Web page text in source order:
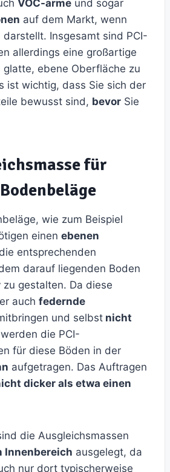
VOC-arme und sogar
auf dem Markt, wenn
darstellt. Insgesamt sind PCI-
allerdings eine großartige
glatte, ebene Oberfläche zu
ist wichtig, dass Sie sich der
bewusst sind, bevor Sie
für
wie zum Beispiel
einen ebenen
entsprechenden
darauf liegenden Boden
zu gestalten. Da diese
auch federnde
und selbst nicht
die PCI-
für diese Böden in der
aufgetragen. Das Auftragen
dicker als etwa einen
die Ausgleichsmassen
Innenbereich ausgelegt, da
nur dort typischerweise